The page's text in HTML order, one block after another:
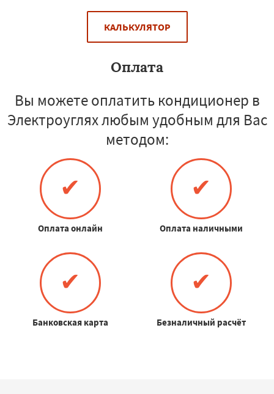
КАЛЬКУЛЯТОР
Оплата
Вы можете оплатить кондиционер в
Электроуглях любым удобным для Вас
методом:
✔
Оплата онлайн
✔
Оплата наличными
✔
Банковская карта
✔
Безналичный расчёт